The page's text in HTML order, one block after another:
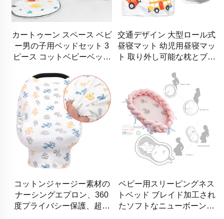
カートゥーン スペース ベビ
ー男の子用ベッドセット 3
ピース コットベビーベッド
交通デザイン 大型ロール式
昼寝マット 幼児用昼寝マッ
ト 取り外し可能な枕とブラ
コットンジャージー素材の
ナーシングエプロン、360
度プライバシー保護、超ソ
ベビー用スリーピングネス
トベッド ブレイド加工され
たソフトなニューボーン用